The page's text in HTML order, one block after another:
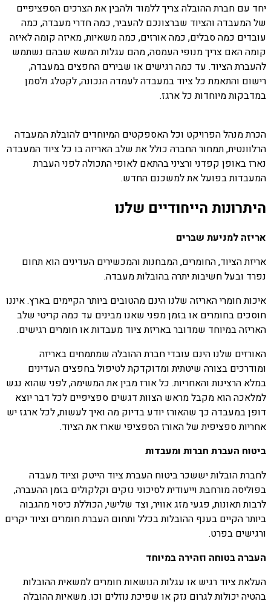
יחד עם חברת ההובלה צריך ללמוד ולהבין את הצרכים הספציפיים
של המעבדה והציוד שברצונכם להעביר, כמה חדרי מעבדה, כמה
עובדים כמה סבלים, כמה אורזים, כמה משאיות, מאיזה קומה לאיזה
קומה האם צריך מנופי העמסה, מהם עגלות המשא שבהם נשתמש
להעברת הציוד. עד כמה רגישים או שבירים החפצים במעבדה,
רישום והתאמת כל ציוד במעבדה לעמדה הנכונה, לקטלג ולסמן
במדבקות מיוחדות כל ארגז.
הכרת מנהל הפרויקט וכל האספקטים המיוחדים להובלת המעבדה
הרלוונטית, תמחור החברה כולל את שלב האריזה בו כל ציוד המעבדה
נארז באופן קפדני ורציני בהתאם לאופי התכולה לפני העברת
המעבדות בפועל את למשכנם החדש.
היתרונות הייחודיים שלנו
אריזה למניעת שברים
אריזת הציוד, החומרים, המבחנות והמכשירים העדינים הוא תחום
נפרד ובעל חשיבות יתרה בהובלות מעבדה.
איכות חומרי האריזה שלנו הינם מהטובים ביותר הקיימים בארץ. איננו
חוסכים בחומרים או בזמן מפני שאנו מבינים עד כמה קריטי שלב
האריזה במיוחד שמדובר באריזת ציוד מעבדות או חומרים רגישים.
האורזים שלנו הינם עובדי חברת ההובלה שמתמחים באריזה
ומודרכים בצורה שיטתית ומדוקדקת לטיפול בחפצים העדינים
במלא הרצינות והאחריות. כל אורז מבין את המשימה, לפני שהוא נגש
למלאכה הוא מקבל מראש הצוות דגשים ספציפיים לכל דבר יוצא
דופן במעבדה כך שהאורז יודע בדיוק מה ואיך לעשות, לכל ארגז יש
אחריות ספציפית של האורז הספציפי שארז את הציוד.
ביטוח העברת חברות ומעבדות
לחברת הובלות יששכר ביטוח העברת ציוד הייטק וציוד מעבדה
בפוליסה מורחבת וייעודית לסיכוני נזקים וקלקולים בזמן ההעברה,
לרבות תאונות, פגעי מזג אוויר, וצד שלישי, הכוללת כיסוי מהגבוה
ביותר הקיים בענף ההובלות בכלל ותחום העברת חומרים וציוד יקרים
ורגישים בפרט.
העברה בטוחה וזהירה במיוחד
העלאת ציוד רגיש או עגלות הנושאות חומרים למשאית ההובלות
בהטיה יכולות לגרום נזק או שפיכת נוזלים וכו. משאיות ההובלה